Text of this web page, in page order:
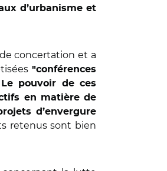
d’urbanisme et
concertation et a
"conférences
Le pouvoir de ces
en matière de
d’envergure
retenus sont bien